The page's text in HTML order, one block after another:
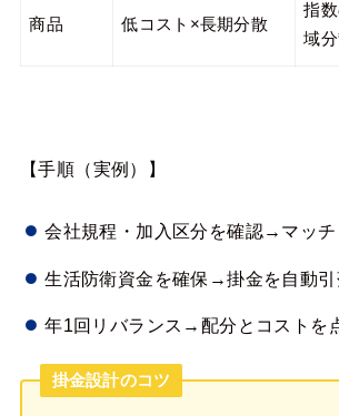
商品 低コスト×長期分散
指
域
【手順（実例）】
会社規程・加入区分を確認→マッチ
生活防衛資金を確保→掛金を自動引
年1回リバランス→配分とコストを
掛金設計のコツ